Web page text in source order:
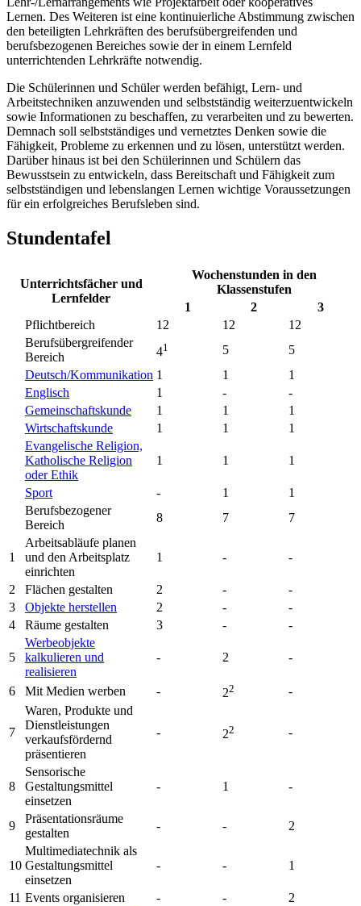
Lernen. Des Weiteren ist eine kontinuierliche Abstimmung zwischen
den beteiligten Lehrkräften des berufsübergreifenden und
berufsbezogenen Bereiches sowie der in einem Lernfeld
unterrichtenden Lehrkräfte notwendig.
Die Schülerinnen und Schüler werden befähigt, Lern- und
Arbeitstechniken anzuwenden und selbstständig weiterzuentwickeln
sowie Informationen zu beschaffen, zu verarbeiten und zu bewerten.
Demnach soll selbstständiges und vernetztes Denken sowie die
Fähigkeit, Probleme zu erkennen und zu lösen, unterstützt werden.
Darüber hinaus ist bei den Schülerinnen und Schülern das
Bewusstsein zu entwickeln, dass Bereitschaft und Fähigkeit zum
selbstständigen und lebenslangen Lernen wichtige Voraussetzungen
für ein erfolgreiches Berufsleben sind.
Stundentafel
Unterrichtsfächer und
Lernfelder
Wochenstunden in den
Klassenstufen
1
2
3
Pflichtbereich
12 12
12
Berufsübergreifender
Bereich
41 5
5
Deutsch/Kommunikation 1 1
1
Englisch
1 -
-
Gemeinschaftskunde
1 1
1
Wirtschaftskunde
1 1
1
Evangelische Religion,
Katholische Religion
oder Ethik
1 1 1
Sport - 1
1
Berufsbezogener
Bereich
8 7 7
1
Arbeitsabläufe planen
und den Arbeitsplatz
einrichten
1 - -
2 Flächen gestalten 2 -
-
3
Objekte herstellen 2 -
-
4
Räume gestalten 3 - -
5
Werbeobjekte
kalkulieren und
realisieren
- 2 -
6 Mit Medien werben - 22 -
7
Waren, Produkte und
Dienstleistungen
verkaufsfördernd
präsentieren
- 22 -
8
Sensorische
Gestaltungsmittel
einsetzen
- 1 -
9
Präsentationsräume
gestalten
- - 2
10
Multimediatechnik als
Gestaltungsmittel
einsetzen
- - 1
11 Events organisieren - - 2